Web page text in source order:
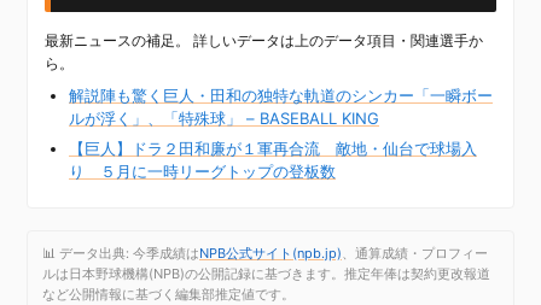
最新ニュースの補足。 詳しいデータは上のデータ項目・関連選手か
ら。
解説陣も驚く巨人・田和の独特な軌道のシンカー「一瞬ボー
ルが浮く」、「特殊球」 – BASEBALL KING
【巨人】ドラ２田和廉が１軍再合流 敵地・仙台で球場入
り ５月に一時リーグトップの登板数
📊 データ出典: 今季成績はNPB公式サイト(npb.jp)、通算成績・プロフィー
ルは日本野球機構(NPB)の公開記録に基づきます。推定年俸は契約更改報道
など公開情報に基づく編集部推定値です。